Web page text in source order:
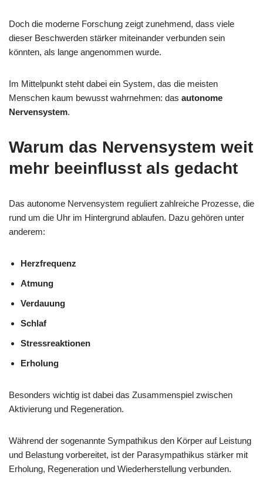
Doch die moderne Forschung zeigt zunehmend, dass viele
dieser Beschwerden stärker miteinander verbunden sein
könnten, als lange angenommen wurde.
Im Mittelpunkt steht dabei ein System, das die meisten
Menschen kaum bewusst wahrnehmen: das autonome
Nervensystem.
Warum das Nervensystem weit
mehr beeinflusst als gedacht
Das autonome Nervensystem reguliert zahlreiche Prozesse, die
rund um die Uhr im Hintergrund ablaufen. Dazu gehören unter
anderem:
Herzfrequenz
Atmung
Verdauung
Schlaf
Stressreaktionen
Erholung
Besonders wichtig ist dabei das Zusammenspiel zwischen
Aktivierung und Regeneration.
Während der sogenannte Sympathikus den Körper auf Leistung
und Belastung vorbereitet, ist der Parasympathikus stärker mit
Erholung, Regeneration und Wiederherstellung verbunden.